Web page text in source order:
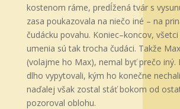
kostenom ráme, predĺžená tvár s
zasa poukazovala na niečo iné – na
čudácku povahu. Koniec–koncov,
umenia sú tak trocha čudáci. Takže
(volajme ho Max), nemal byť prečo iný.
dlho vypytovali, kým ho konečne
naďalej však zostal stáť bokom od
pozoroval oblohu.